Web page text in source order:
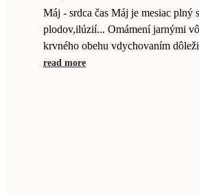
Máj - srdca čas Máj je mesiac plný
plodov,ilúzií... Omámení jarnými
krvného obehu vdychovaním
read more